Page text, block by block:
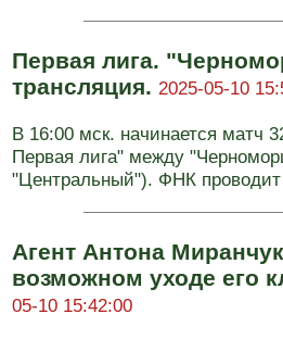
Первая лига.
трансляция. 2025-05-10
В 16:00 мск. начинается матч
Первая лига" между
"Центральный"). ФНК
Агент Антона
возможном уходе его
05-10 15:42:00